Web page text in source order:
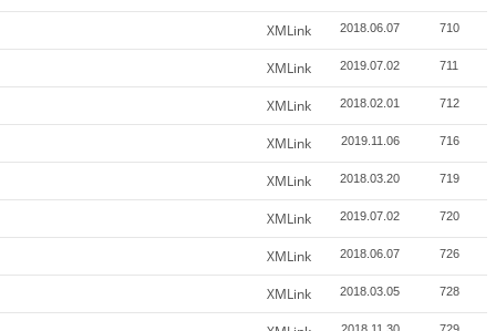
XMLink 2018.06.07 710
XMLink 2019.07.02 711
XMLink 2018.02.01 712
XMLink 2019.11.06 716
XMLink 2018.03.20 719
XMLink 2019.07.02 720
XMLink 2018.06.07 726
XMLink 2018.03.05 728